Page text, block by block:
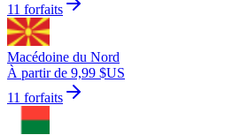
11 forfaits
Macédoine du Nord
À partir de 9,99 $US
11 forfaits